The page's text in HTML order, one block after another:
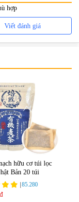
hợp
Viết đánh giá
hữu cơ túi lọc
Bản 20 túi
85.280